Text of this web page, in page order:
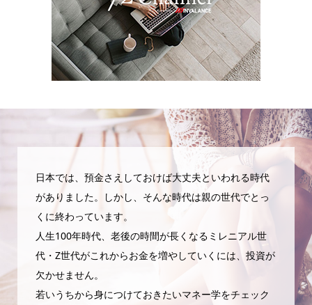
日本では、預金さえしておけば大丈夫といわれる時代
がありました。しかし、そんな時代は親の世代でとっ
くに終わっています。
人生100年時代、老後の時間が長くなるミレニアル世
代・Z世代がこれからお金を増やしていくには、投資が
欠かせません。
若いうちから身につけておきたいマネー学をチェック